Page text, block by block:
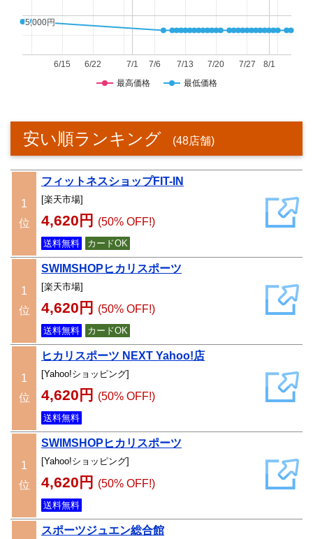
最高価格 最低価格
7/1 8/1
6/15 6/22 7/6 7/13 7/20 7/27
5,000円
5,000円
安い順ランキング (48店舗)
1
位
フィットネスショップFIT-IN
[楽天市場]
4,620円 (50% OFF!)
送料無料 カードOK
1
位
SWIMSHOPヒカリスポーツ
[楽天市場]
4,620円 (50% OFF!)
送料無料 カードOK
1
位
ヒカリスポーツ NEXT Yahoo!店
[Yahoo!ショッピング]
4,620円 (50% OFF!)
送料無料
1
位
SWIMSHOPヒカリスポーツ
[Yahoo!ショッピング]
4,620円 (50% OFF!)
送料無料
スポーツジュエン総合館